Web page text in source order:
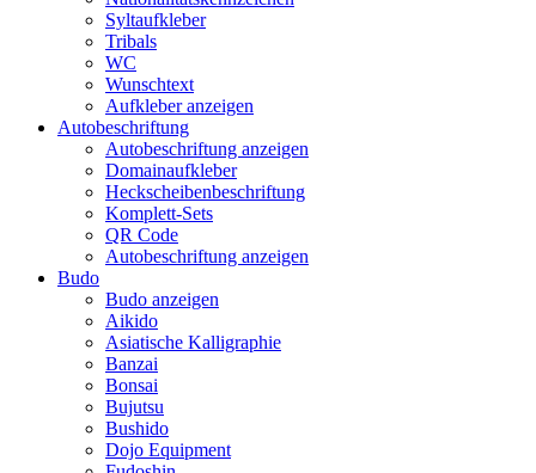
Syltaufkleber
Tribals
WC
Wunschtext
Aufkleber anzeigen
Autobeschriftung
Autobeschriftung anzeigen
Domainaufkleber
Heckscheibenbeschriftung
Komplett-Sets
QR Code
Autobeschriftung anzeigen
Budo
Budo anzeigen
Aikido
Asiatische Kalligraphie
Banzai
Bonsai
Bujutsu
Bushido
Dojo Equipment